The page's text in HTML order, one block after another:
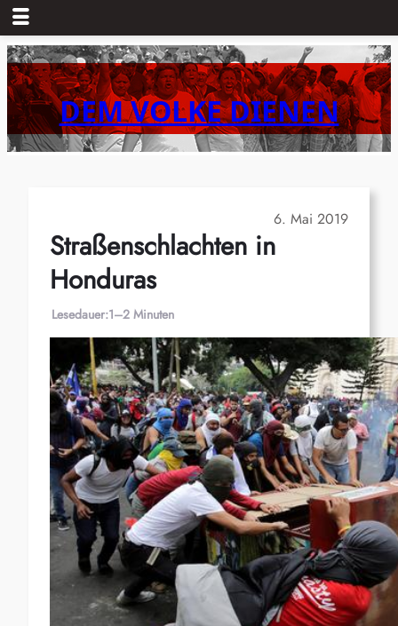
Zum
Inhalt
springenDEM VOLKE DIENEN
6. Mai 2019
Straßenschlachten in
Honduras
Lesedauer:1–2 Minuten